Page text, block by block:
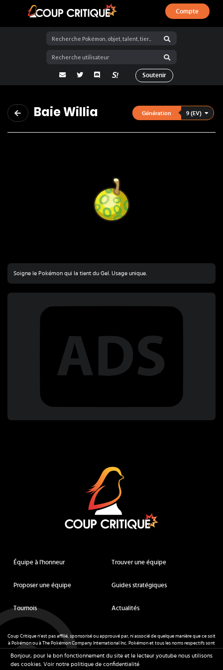
Coup Critique
Compte
adresse email
Twitter Discord La Salty Room sur Pokémon
Soutenir
Baie Willia Génération 9 (EV)
Soigne le Pokémon qui la tient du Gel. Usage unique.
Équipe à l'honneur Trouver une équipe
Proposer une équipe Guides stratégiques
Tournois Actualités
Coup Critique n'est pas affilié, sponsorisé ou approuvé par, ni associé de quelque manière que ce soit
à Pokémon ou à The Pokémon Company International Inc. Pokémon et tous les noms respectifs sont
des marques déposées et des marques déposées. © de Nintendo 1996-2026.
Mentions légales - CGU- Tous droits réservés - Coup Critique
Bonjour, pour le bon fonctionnement du site et le lecteur youtube nous utilisons
des cookies. Voir notre politique de confidentialité